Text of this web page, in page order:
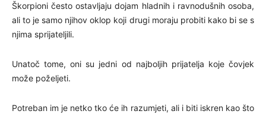
Škorpioni često ostavljaju dojam hladnih i ravnodušnih osoba,
ali to je samo njihov oklop koji drugi moraju probiti kako bi se s
njima sprijateljili.
Unatoč tome, oni su jedni od najboljih prijatelja koje čovjek
može poželjeti.
Potreban im je netko tko će ih razumjeti, ali i biti iskren kao što